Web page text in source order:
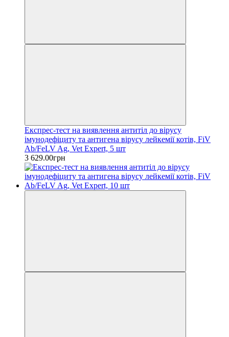
Експрес-тест на виявлення антитіл до вірусу
імунодефіциту та антигена вірусу лейкемії котів, FiV
Ab/FeLV Ag, Vet Expert, 5 шт
3 629.00грн